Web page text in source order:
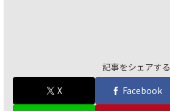
記事をシェアする
X
Facebook